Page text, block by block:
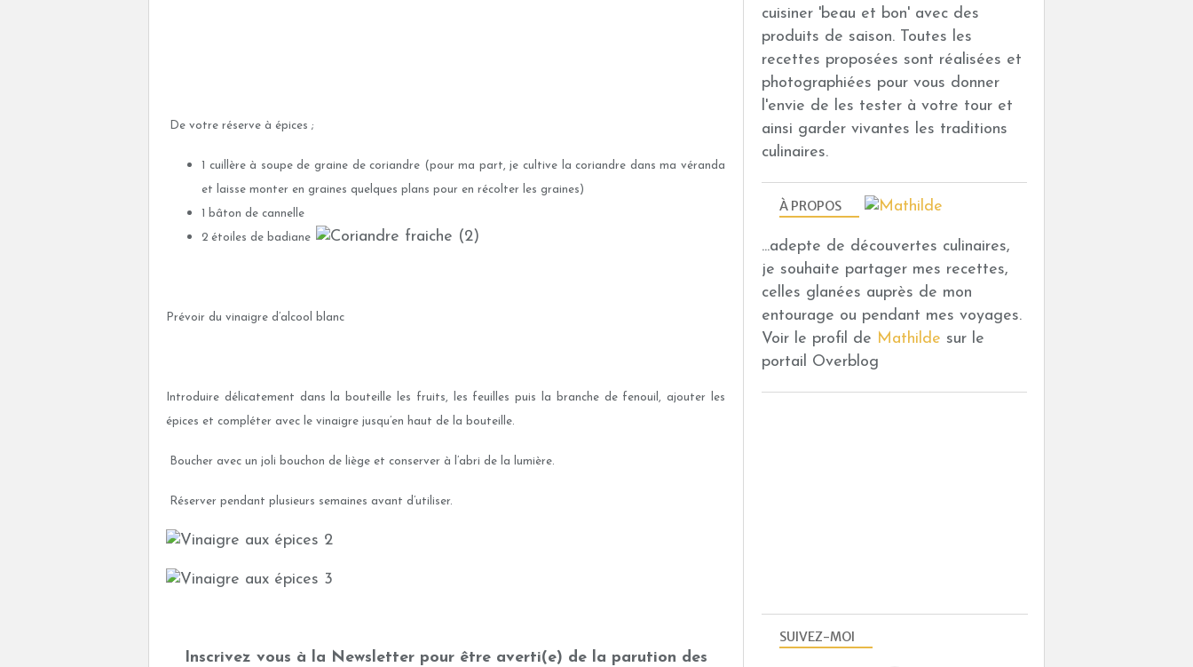
De votre réserve à épices ;
1 cuillère à soupe de graine de coriandre (pour ma part, je cultive la coriandre dans ma véranda
et laisse monter en graines quelques plans pour en récolter les graines)
1 bâton de cannelle
2 étoiles de badiane
Prévoir du vinaigre d’alcool blanc
Introduire délicatement dans la bouteille les fruits, les feuilles puis la branche de fenouil, ajouter les
épices et compléter avec le vinaigre jusqu’en haut de la bouteille.
Boucher avec un joli bouchon de liège et conserver à l’abri de la lumière.
Réserver pendant plusieurs semaines avant d’utiliser.
Inscrivez vous à la Newsletter pour être averti(e) de la parution des
SUIVEZ-MOI
cuisiner 'beau et bon' avec des
produits de saison. Toutes les
recettes proposées sont réalisées et
photographiées pour vous donner
l'envie de les tester à votre tour et
ainsi garder vivantes les traditions
culinaires.
À PROPOS
...adepte de découvertes culinaires,
je souhaite partager mes recettes,
celles glanées auprès de mon
entourage ou pendant mes voyages.
Voir le profil de Mathilde sur le
portail Overblog